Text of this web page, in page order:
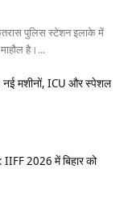
पुलिस स्टेशन इलाके में
है।...
नई मशीनों, ICU और स्पेशल
2026 में बिहार को